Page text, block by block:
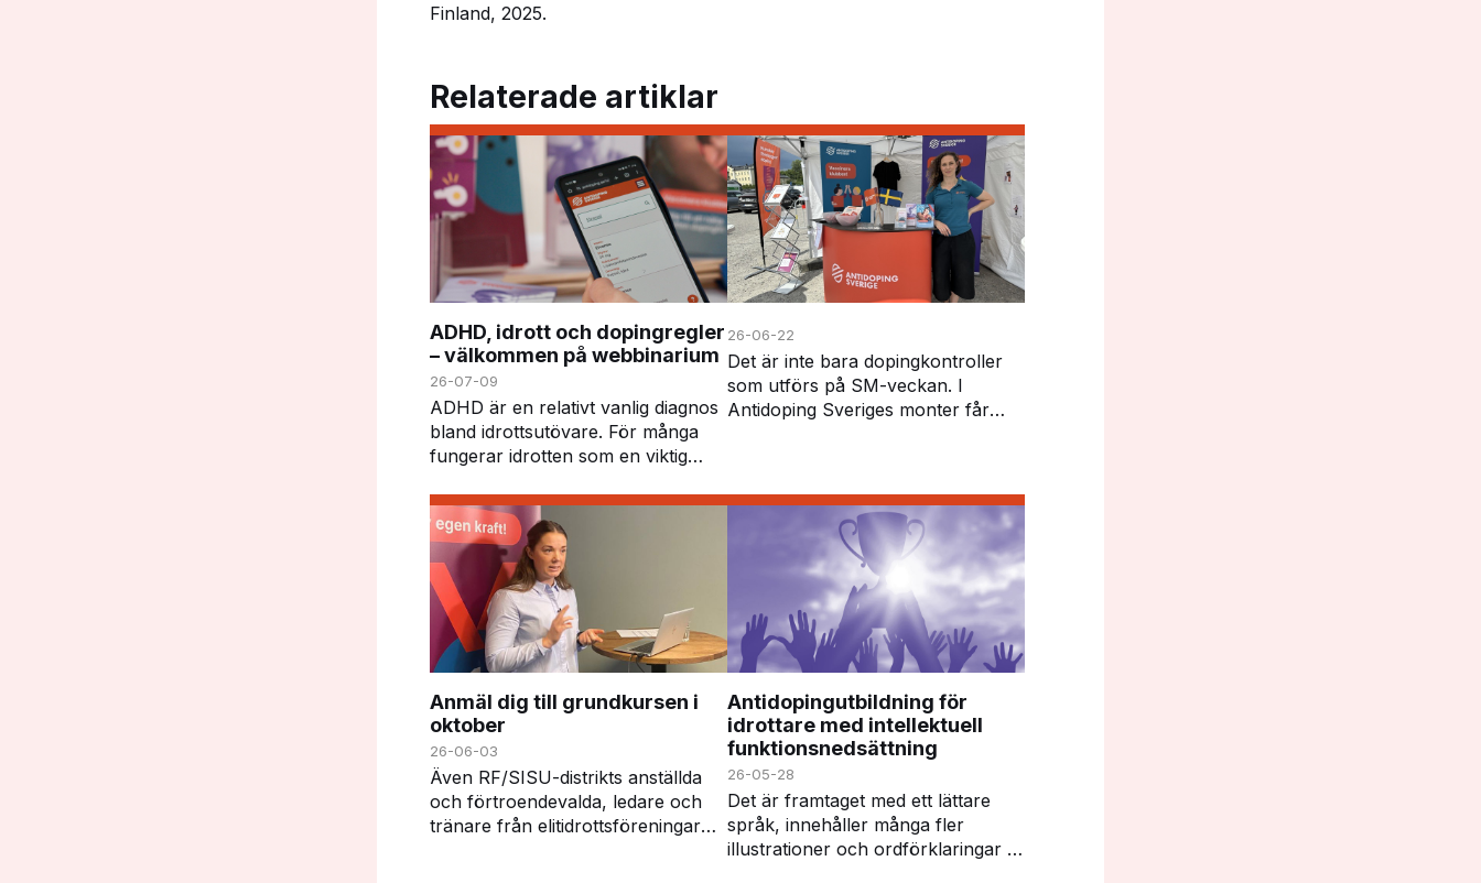
Finland, 2025.
Relaterade artiklar
ADHD, idrott och dopingregler
– välkommen på webbinarium
26-07-09
ADHD är en relativt vanlig diagnos
bland idrottsutövare. För många
fungerar idrotten som en viktig
kan också innebära vissa
utmaningar – inte minst när det
gäller att h…
26-06-22
Det är inte bara dopingkontroller
som utförs på SM-veckan. I
Antidoping Sveriges monter får
får deltagar…
Anmäl dig till grundkursen i
oktober
26-06-03
Även RF/SISU-distrikts anställda
och förtroendevalda, ledare och
tränare från elitidrottsföreningar
Antidopingutbildning för
idrottare med intellektuell
funktionsnedsättning
26-05-28
Det är framtaget med ett lättare
språk, innehåller många fler
illustrationer och ordförklaringar i